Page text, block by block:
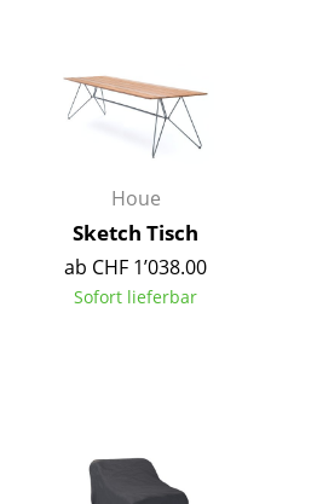
Garderoben
Kleinaufbewahrung
... alle Aufbewahrungsmöbel
Licht
Stehleuchten & Leseleuchten
Houe
Sketch Tisch
ab CHF 1’038.00
Sofort lieferbar